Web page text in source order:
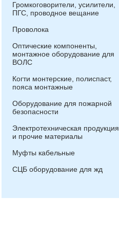
Громкоговорители, усилители,
ПГС, проводное вещание
Проволока
Оптические компоненты,
монтажное оборудование для
ВОЛС
Когти монтерские, полиспаст,
пояса монтажные
Оборудование для пожарной
безопасности
Электротехническая продукция
и прочие материалы
Муфты кабельные
СЦБ оборудование для жд